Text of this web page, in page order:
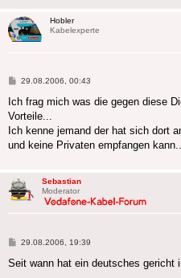
Hobler
Kabelexperte
Beitrag
29.08.2006, 00:43
Ich frag mich was die gegen diese
Vorteile...
Ich kenne jemand der hat sich dort
und keine Privaten empfangen
Sebastian
Moderator
Beitrag
29.08.2006, 19:39
Seit wann hat ein deutsches gericht